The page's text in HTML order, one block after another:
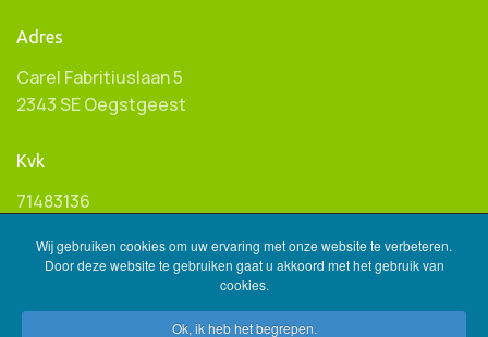
Adres
Carel Fabritiuslaan 5
2343 SE Oegstgeest
Kvk
71483136
Btw ID
Wij gebruiken cookies om uw ervaring met onze website te verbeteren.
Door deze website te gebruiken gaat u akkoord met het gebruik van
cookies.
Ok, ik heb het begrepen.